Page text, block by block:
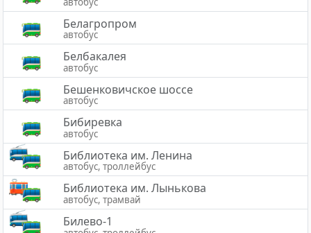
Белагропром
автобус
Белбакалея
автобус
Бешенковичское шоссе
автобус
Бибиревка
автобус
Библиотека им. Ленина
автобус, троллейбус
Библиотека им. Лынькова
автобус, трамвай
Билево-1